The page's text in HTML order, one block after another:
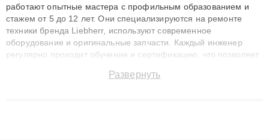
работают опытные мастера с профильным образованием и
стажем от 5 до 12 лет. Они специализируются на ремонте
техники бренда Liebherr, используют современное
оборудование и оригинальные запчасти. Каждый инженер
регулярно проходит обучение и сертификацию, что позволяет
технику с сохранением гарантии до 3 лет. Наши мастера
Развернуть